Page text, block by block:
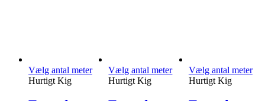
Vælg antal meter
Hurtigt Kig
Vælg antal meter
Hurtigt Kig
Vælg antal meter
Hurtigt Kig